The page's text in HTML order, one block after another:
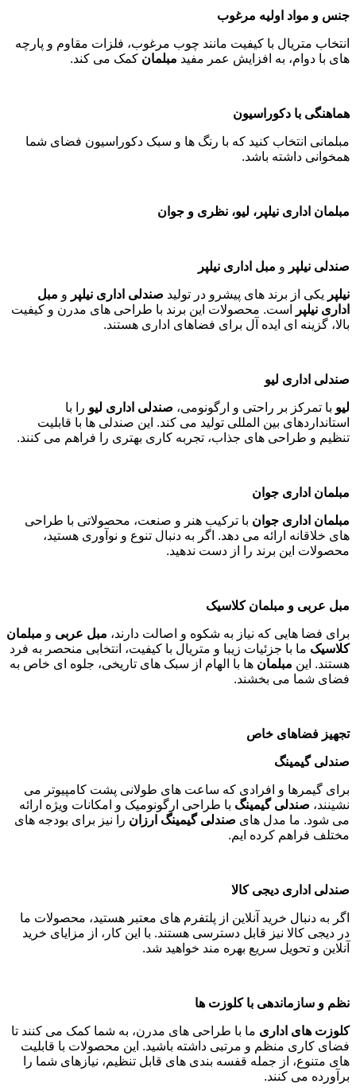
جنس و مواد اولیه مرغوب
انتخاب متریال با کیفیت مانند چوب مرغوب، فلزات مقاوم و پارچه
های با دوام، به افزایش عمر مفید مبلمان کمک می کند.
هماهنگی با دکوراسیون
مبلمانی انتخاب کنید که با رنگ ها و سبک دکوراسیون فضای شما
همخوانی داشته باشد.
مبلمان اداری نیلپر، لیو، نظری و جوان
صندلی نیلپر و مبل اداری نیلپر
نیلپر یکی از برند های پیشرو در تولید صندلی اداری نیلپر و مبل
اداری نیلپر
است. محصولات این برند با طراحی های مدرن و کیفیت
بالا، گزینه ای ایده آل برای فضاهای اداری هستند.
صندلی اداری لیو
لیو با تمرکز بر راحتی و ارگونومی، صندلی اداری لیو را با
استانداردهای بین المللی تولید می کند. این صندلی ها با قابلیت
تنظیم و طراحی های جذاب، تجربه کاری بهتری را فراهم می کنند.
مبلمان اداری جوان
مبلمان اداری جوان با ترکیب هنر و صنعت، محصولاتی با طراحی
های خلاقانه ارائه می دهد. اگر به دنبال تنوع و نوآوری هستید،
محصولات این برند را از دست ندهید.
مبل عربی و مبلمان کلاسیک
برای فضا هایی که نیاز به شکوه و اصالت دارند، مبل عربی و مبلمان
کلاسیک ما با جزئیات زیبا و متریال با کیفیت، انتخابی منحصر به فرد
هستند. این مبلمان ها با الهام از سبک های تاریخی، جلوه ای خاص به
فضای شما می بخشند.
تجهیز فضاهای خاص
صندلی گیمینگ
برای گیمرها و افرادی که ساعت های طولانی پشت کامپیوتر می
نشینند، صندلی گیمینگ با طراحی ارگونومیک و امکانات ویژه ارائه
می شود. ما مدل های صندلی گیمینگ ارزان را نیز برای بودجه های
مختلف فراهم کرده ایم.
صندلی اداری دیجی کالا
اگر به دنبال خرید آنلاین از پلتفرم های معتبر هستید، محصولات ما
در دیجی کالا نیز قابل دسترسی هستند. با این کار، از مزایای خرید
آنلاین و تحویل سریع بهره مند خواهید شد.
نظم و سازماندهی با کلوزت ها
کلوزت های اداری ما با طراحی های مدرن، به شما کمک می کنند تا
فضای کاری منظم و مرتبی داشته باشید. این محصولات با قابلیت
های متنوع، از جمله قفسه بندی های قابل تنظیم، نیازهای شما را
برآورده می کنند.